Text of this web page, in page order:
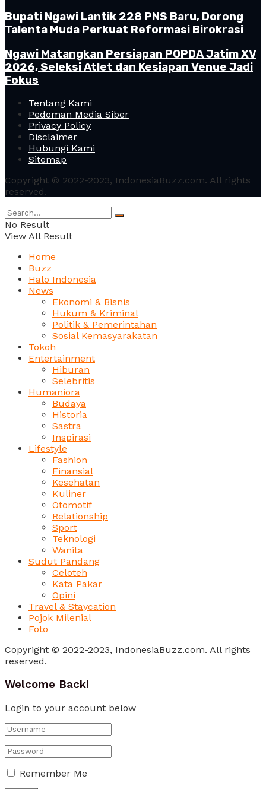
Bupati Ngawi Lantik 228 PNS Baru, Dorong
Talenta Muda Perkuat Reformasi Birokrasi
Ngawi Matangkan Persiapan POPDA Jatim XV
2026, Seleksi Atlet dan Kesiapan Venue Jadi
Fokus
Tentang Kami
Pedoman Media Siber
Privacy Policy
Disclaimer
Hubungi Kami
Sitemap
Copyright © 2022-2023, IndonesiaBuzz.com. All rights
reserved.
No Result
View All Result
Home
Buzz
Halo Indonesia
News
Ekonomi & Bisnis
Hukum & Kriminal
Politik & Pemerintahan
Sosial Kemasyarakatan
Tokoh
Entertainment
Hiburan
Selebritis
Humaniora
Budaya
Historia
Sastra
Inspirasi
Lifestyle
Fashion
Finansial
Kesehatan
Kuliner
Otomotif
Relationship
Sport
Teknologi
Wanita
Sudut Pandang
Celoteh
Kata Pakar
Opini
Travel & Staycation
Pojok Milenial
Foto
Copyright © 2022-2023, IndonesiaBuzz.com. All rights
reserved.
Welcome Back!
Login to your account below
Remember Me